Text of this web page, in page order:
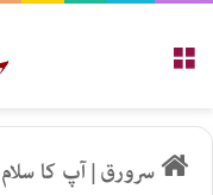
سرورق|آپ کا سلام